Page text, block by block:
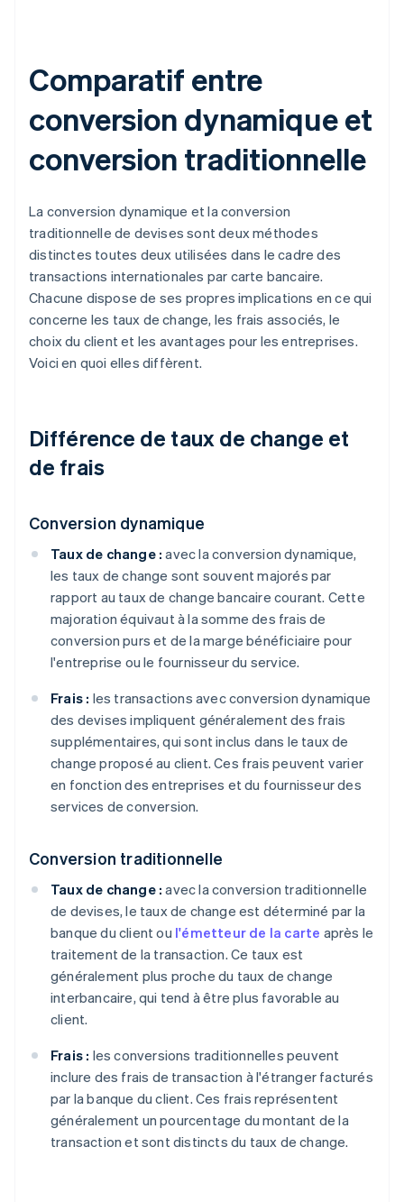
Comparatif entre
conversion dynamique et
conversion traditionnelle
La conversion dynamique et la conversion
traditionnelle de devises sont deux méthodes
distinctes toutes deux utilisées dans le cadre des
transactions internationales par carte bancaire.
Chacune dispose de ses propres implications en ce qui
concerne les taux de change, les frais associés, le
choix du client et les avantages pour les entreprises.
Voici en quoi elles diffèrent.
Différence de taux de change et
de frais
Conversion dynamique
Taux de change : avec la conversion dynamique,
les taux de change sont souvent majorés par
rapport au taux de change bancaire courant. Cette
majoration équivaut à la somme des frais de
conversion purs et de la marge bénéficiaire pour
l'entreprise ou le fournisseur du service.
Frais : les transactions avec conversion dynamique
des devises impliquent généralement des frais
supplémentaires, qui sont inclus dans le taux de
change proposé au client. Ces frais peuvent varier
en fonction des entreprises et du fournisseur des
services de conversion.
Conversion traditionnelle
Taux de change : avec la conversion traditionnelle
de devises, le taux de change est déterminé par la
banque du client ou l'émetteur de la carte après le
traitement de la transaction. Ce taux est
généralement plus proche du taux de change
interbancaire, qui tend à être plus favorable au
client.
Frais : les conversions traditionnelles peuvent
inclure des frais de transaction à l'étranger facturés
par la banque du client. Ces frais représentent
généralement un pourcentage du montant de la
transaction et sont distincts du taux de change.